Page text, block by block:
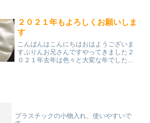
設スペースみたいです色々なキャラクタ
ーグッズが販売されてます...
２０２１年もよろしくお願いしま
す
こんばんはこんにちはおはようございま
すぷりんお兄さんですやってきました２
０２１年去年は色々と大変な年でしたね
プラスチックの小物入れ、使いやすいで